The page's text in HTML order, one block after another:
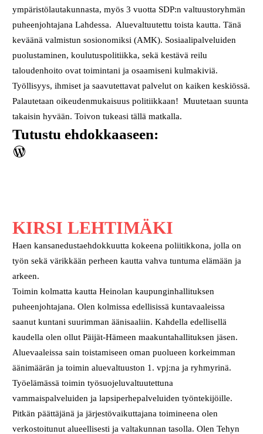
ympäristölautakunnasta, myös 3 vuotta SDP:n valtuustoryhmän
puheenjohtajana Lahdessa. Aluevaltuutettu toista kautta. Tänä
keväänä valmistun sosionomiksi (AMK). Sosiaalipalveluiden
puolustaminen, koulutuspolitiikka, sekä kestävä reilu
taloudenhoito ovat toimintani ja osaamiseni kulmakiviä.
Työllisyys, ihmiset ja saavutettavat palvelut on kaiken keskiössä.
Palautetaan oikeudenmukaisuus politiikkaan! Muutetaan suunta
takaisin hyvään. Toivon tukeasi tällä matkalla.
Tutustu ehdokkaaseen:
WordPress
KIRSI LEHTIMÄKI
Haen kansanedustaehdokkuutta kokeena poliitikkona, jolla on
työn sekä värikkään perheen kautta vahva tuntuma elämään ja
arkeen.
Toimin kolmatta kautta Heinolan kaupunginhallituksen
puheenjohtajana. Olen kolmissa edellisissä kuntavaaleissa
saanut kuntani suurimman äänisaaliin. Kahdella edellisellä
kaudella olen ollut Päijät-Hämeen maakuntahallituksen jäsen.
Aluevaaleissa sain toistamiseen oman puolueen korkeimman
äänimäärän ja toimin aluevaltuuston 1. vpj:na ja ryhmyrinä.
Työelämässä toimin työsuojeluvaltuutettuna
vammaispalveluiden ja lapsiperhepalveluiden työntekijöille.
Pitkän päättäjänä ja järjestövaikuttajana toimineena olen
verkostoitunut alueellisesti ja valtakunnan tasolla. Olen Tehyn